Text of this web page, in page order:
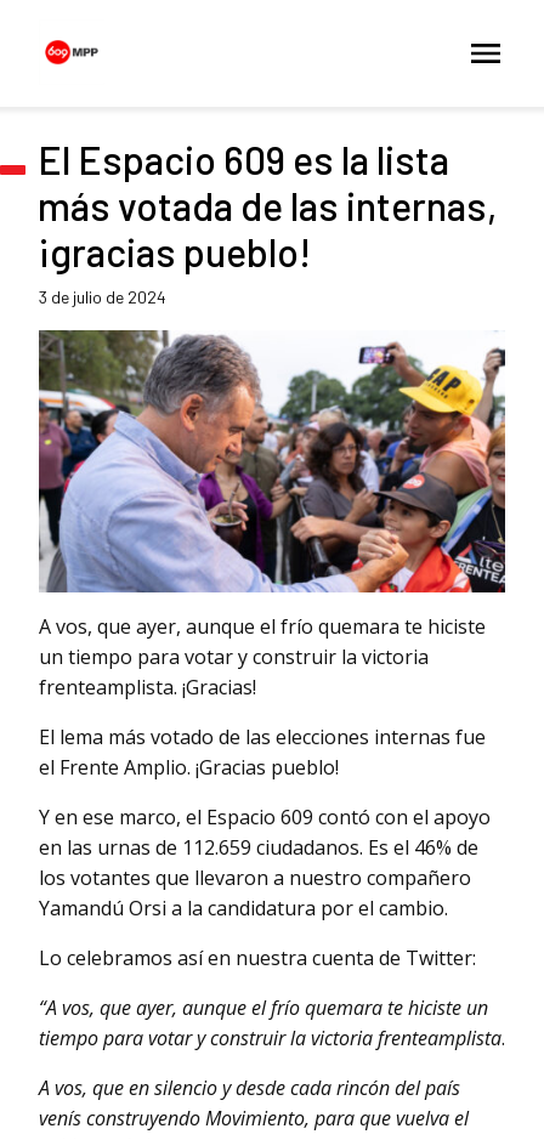
El Espacio 609 es la lista
más votada de las internas,
¡gracias pueblo!
3 de julio de 2024
A vos, que ayer, aunque el frío quemara te hiciste
un tiempo para votar y construir la victoria
frenteamplista. ¡Gracias!
El lema más votado de las elecciones internas fue
el Frente Amplio. ¡Gracias pueblo!
Y en ese marco, el Espacio 609 contó con el apoyo
en las urnas de 112.659 ciudadanos. Es el 46% de
los votantes que llevaron a nuestro compañero
Yamandú Orsi a la candidatura por el cambio.
Lo celebramos así en nuestra cuenta de Twitter:
“A vos, que ayer, aunque el frío quemara te hiciste un
tiempo para votar y construir la victoria frenteamplista.
A vos, que en silencio y desde cada rincón del país
venís construyendo Movimiento, para que vuelva el